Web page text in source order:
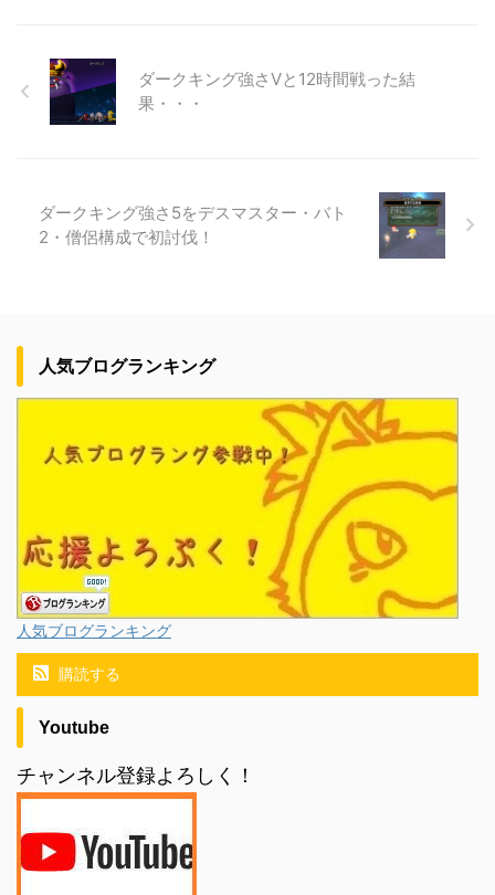
ダークキング強さⅤと12時間戦った結
果・・・
ダークキング強さ5をデスマスター・バト
2・僧侶構成で初討伐！
人気ブログランキング
人気ブログランキング
購読する
Youtube
チャンネル登録よろしく！